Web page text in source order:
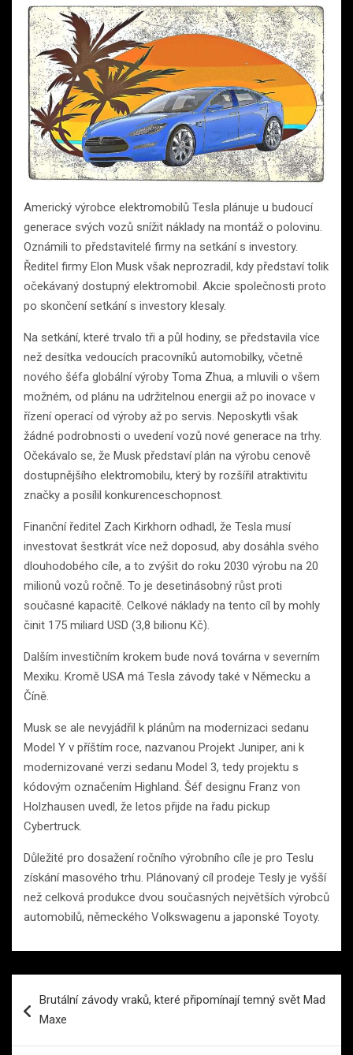
Americký výrobce elektromobilů Tesla plánuje u budoucí
generace svých vozů snížit náklady na montáž o polovinu.
Oznámili to představitelé firmy na setkání s investory.
Ředitel firmy Elon Musk však neprozradil, kdy představí tolik
očekávaný dostupný elektromobil. Akcie společnosti proto
po skončení setkání s investory klesaly.
Na setkání, které trvalo tři a půl hodiny, se představila více
než desítka vedoucích pracovníků automobilky, včetně
nového šéfa globální výroby Toma Zhua, a mluvili o všem
možném, od plánu na udržitelnou energii až po inovace v
řízení operací od výroby až po servis. Neposkytli však
žádné podrobnosti o uvedení vozů nové generace na trhy.
Očekávalo se, že Musk představí plán na výrobu cenově
dostupnějšího elektromobilu, který by rozšířil atraktivitu
značky a posílil konkurenceschopnost.
Finanční ředitel Zach Kirkhorn odhadl, že Tesla musí
investovat šestkrát více než doposud, aby dosáhla svého
dlouhodobého cíle, a to zvýšit do roku 2030 výrobu na 20
milionů vozů ročně. To je desetinásobný růst proti
současné kapacitě. Celkové náklady na tento cíl by mohly
činit 175 miliard USD (3,8 bilionu Kč).
Dalším investičním krokem bude nová továrna v severním
Mexiku. Kromě USA má Tesla závody také v Německu a
Číně.
Musk se ale nevyjádřil k plánům na modernizaci sedanu
Model Y v příštím roce, nazvanou Projekt Juniper, ani k
modernizované verzi sedanu Model 3, tedy projektu s
kódovým označením Highland. Šéf designu Franz von
Holzhausen uvedl, že letos přijde na řadu pickup
Cybertruck.
Důležité pro dosažení ročního výrobního cíle je pro Teslu
získání masového trhu. Plánovaný cíl prodeje Tesly je vyšší
než celková produkce dvou současných největších výrobců
automobilů, německého Volkswagenu a japonské Toyoty.
proBrutální závody vraků, které připomínají temný svět Mad
Maxe